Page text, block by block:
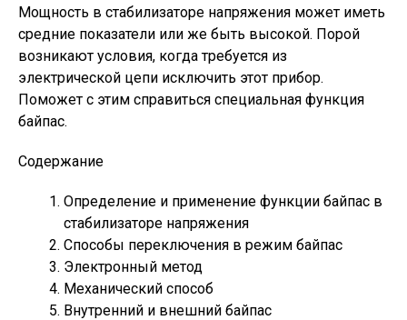
Мощность в стабилизаторе напряжения может иметь
средние показатели или же быть высокой. Порой
возникают условия, когда требуется из
электрической цепи исключить этот прибор.
Поможет с этим справиться специальная функция
байпас.
Содержание
Определение и применение функции байпас в
стабилизаторе напряжения
Способы переключения в режим байпас
Электронный метод
Механический способ
Внутренний и внешний байпас